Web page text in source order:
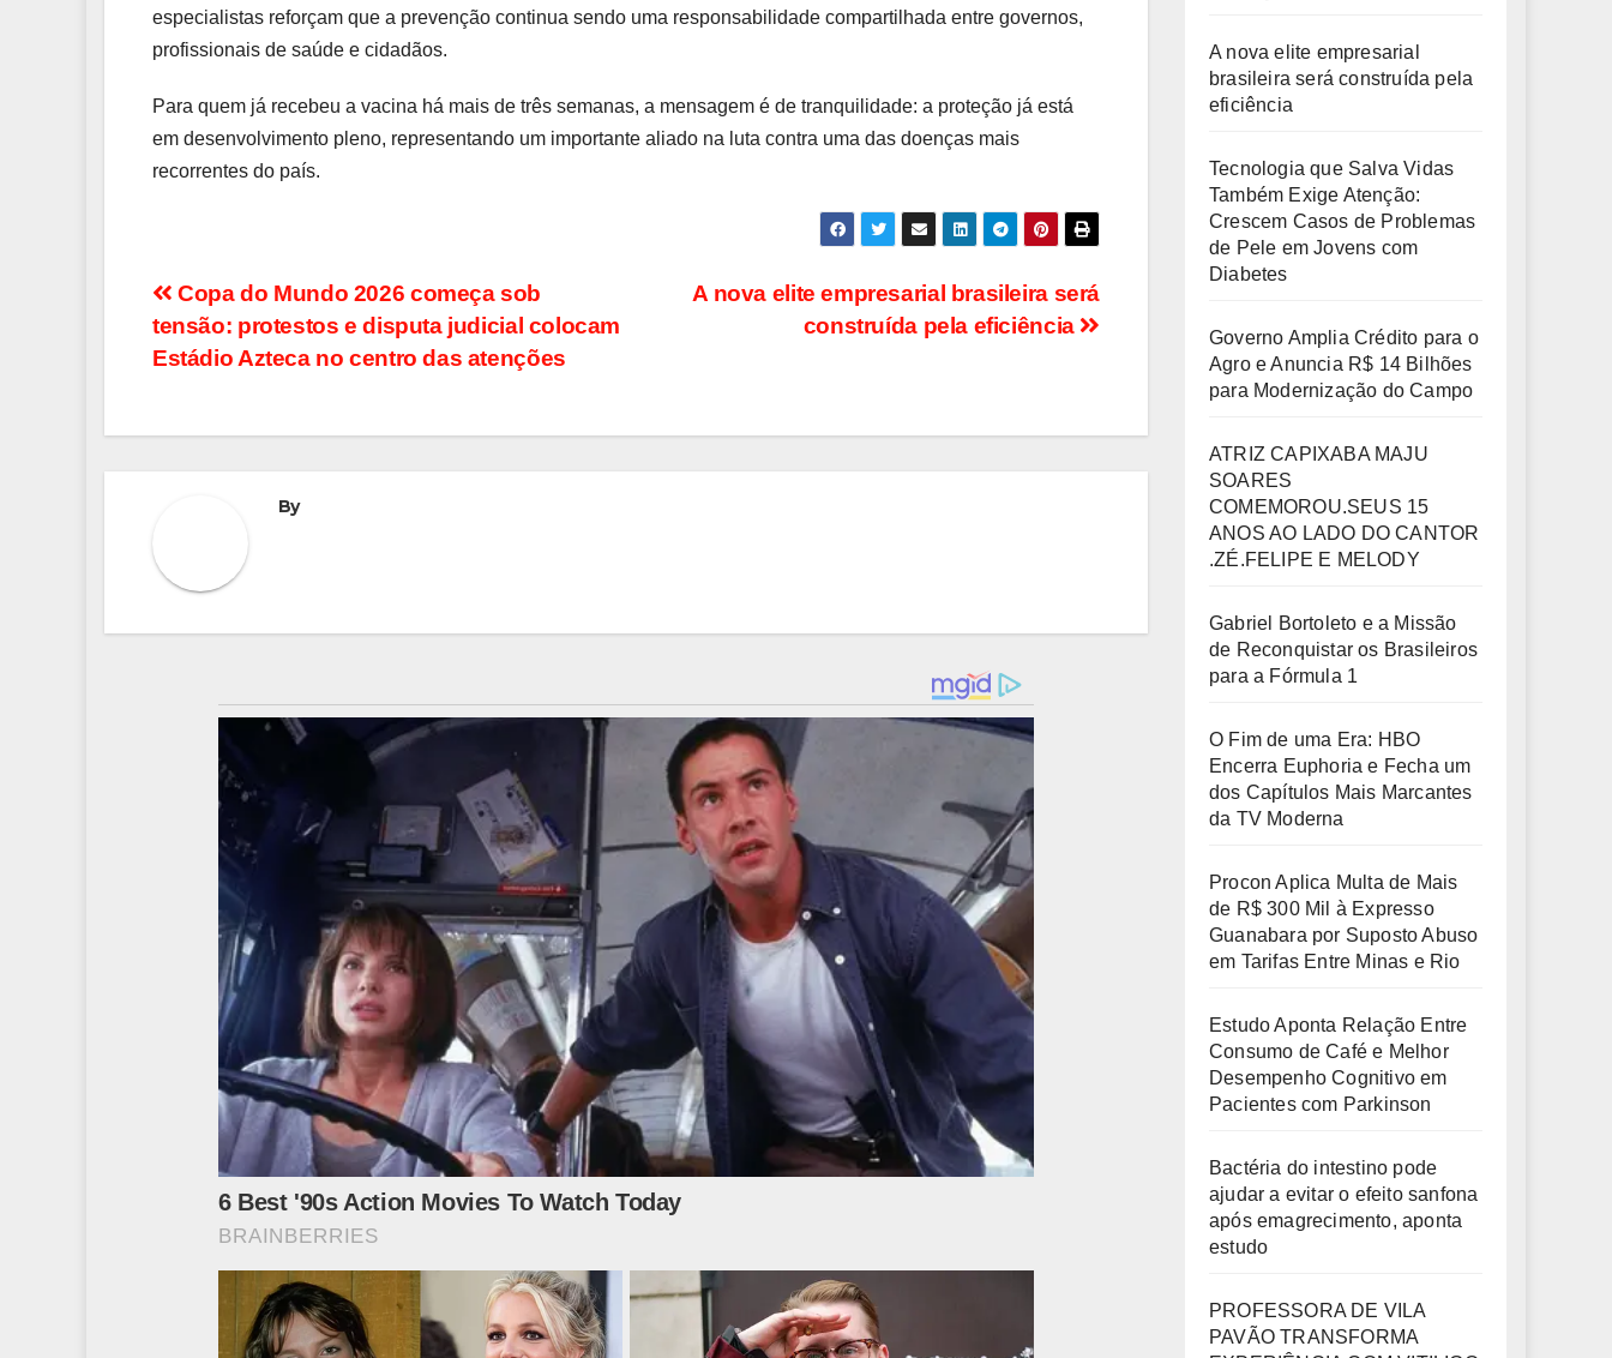
especialistas reforçam que a prevenção continua sendo uma responsabilidade compartilhada entre governos,
profissionais de saúde e cidadãos.
Para quem já recebeu a vacina há mais de três semanas, a mensagem é de tranquilidade: a proteção já está
em desenvolvimento pleno, representando um importante aliado na luta contra uma das doenças mais
recorrentes do país.
Navegação
de
A nova elite empresarial brasileira será
construída pela eficiência
Copa do Mundo 2026 começa sob
tensão: protestos e disputa judicial colocam
Estádio Azteca no centro das atenções
By
A nova elite empresarial
brasileira será construída pela
eficiência
Tecnologia que Salva Vidas
Também Exige Atenção:
Crescem Casos de Problemas
de Pele em Jovens com
Diabetes
Governo Amplia Crédito para o
Agro e Anuncia R$ 14 Bilhões
para Modernização do Campo
ATRIZ CAPIXABA MAJU
SOARES
COMEMOROU.SEUS 15
ANOS AO LADO DO CANTOR
.ZÉ.FELIPE E MELODY
Gabriel Bortoleto e a Missão
de Reconquistar os Brasileiros
para a Fórmula 1
O Fim de uma Era: HBO
Encerra Euphoria e Fecha um
dos Capítulos Mais Marcantes
da TV Moderna
Procon Aplica Multa de Mais
de R$ 300 Mil à Expresso
Guanabara por Suposto Abuso
em Tarifas Entre Minas e Rio
Estudo Aponta Relação Entre
Consumo de Café e Melhor
Desempenho Cognitivo em
Pacientes com Parkinson
Bactéria do intestino pode
ajudar a evitar o efeito sanfona
após emagrecimento, aponta
estudo
PROFESSORA DE VILA
PAVÃO TRANSFORMA